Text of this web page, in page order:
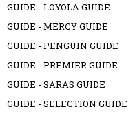
GUIDE - LOYOLA GUIDE
GUIDE - MERCY GUIDE
GUIDE - PENGUIN GUIDE
GUIDE - PREMIER GUIDE
GUIDE - SARAS GUIDE
GUIDE - SELECTION GUIDE